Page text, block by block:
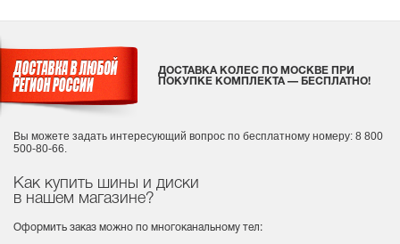
Как купить шины и диски
в нашем магазине?
Оформить заказ можно по многоканальному тел:
ДОСТАВКА КОЛЕС ПО МОСКВЕ ПРИ
ПОКУПКЕ КОМПЛЕКТА — БЕСПЛАТНО!
Вы можете задать интересующий вопрос по бесплатному номеру: 8 800
500-80-66.